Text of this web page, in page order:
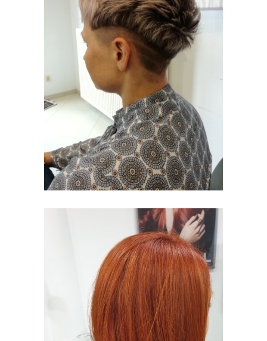
NAJNOWSZE
TRENDY
MODELOWANIE
STRZYŻENIE
MODNE
KOLORY